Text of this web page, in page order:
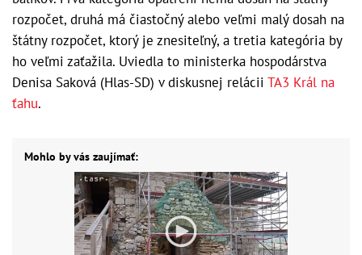
rozpočet, druhá má čiastočný alebo veľmi malý dosah na
štátny rozpočet, ktorý je znesiteľný, a tretia kategória by
ho veľmi zaťažila. Uviedla to ministerka hospodárstva
Denisa Saková (Hlas-SD) v diskusnej relácii TA3 Král na
ťahu.
Mohlo by vás zaujímať: